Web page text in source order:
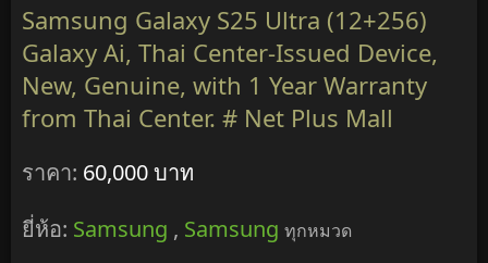
Samsung Galaxy S25 Ultra (12+256)
Galaxy Ai, Thai Center-Issued Device,
New, Genuine, with 1 Year Warranty
from Thai Center. # Net Plus Mall
ราคา: 60,000 บาท
ยี่ห้อ: Samsung , Samsung ทุกหมวด